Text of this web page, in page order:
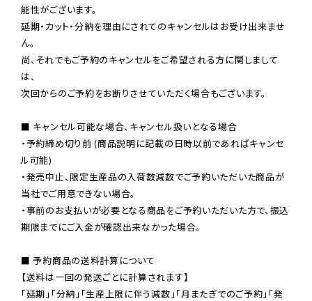
能性がございます。
延期・カット・分納を理由にされてのキャンセルはお受け出来ませ
ん。
尚、それでもご予約のキャンセルをご希望される方に関しまして
は、
次回からのご予約をお断りさせていただく場合もございます。
■ キャンセル可能な場合、キャンセル扱いとなる場合
・予約締め切り前 (商品説明に記載の日時以前であればキャンセ
ル可能)
・発売中止、限定生産品の入荷数減数でご予約いただいた商品が
当社でご用意できない場合。
・事前のお支払いが必要となる商品をご予約いただいた方で、振込
期限までにご入金が確認出来なかった場合。
■ 予約商品の送料計算について
【送料は一回の発送ごとに計算されます】
「延期」「分納」「生産上限に伴う減数」「月またぎでのご予約」「発